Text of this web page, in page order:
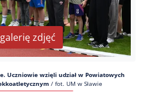
zdjęć
Uczniowie wzięli udział w Powiatowych
/ fot. UM w Sławie